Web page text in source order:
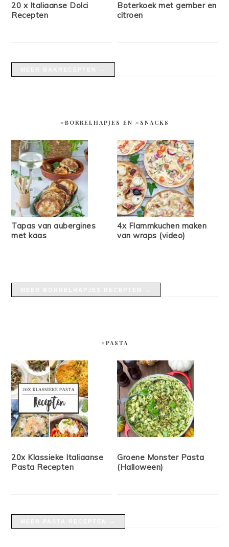
20 x Italiaanse Dolci
Recepten
Boterkoek met gember en
citroen
#BORRELHAPJES EN #SNACKS
Tapas van aubergines
met kaas
4x Flammkuchen maken
van wraps (video)
#PASTA
20x Klassieke Italiaanse
Pasta Recepten
Groene Monster Pasta
(Halloween)